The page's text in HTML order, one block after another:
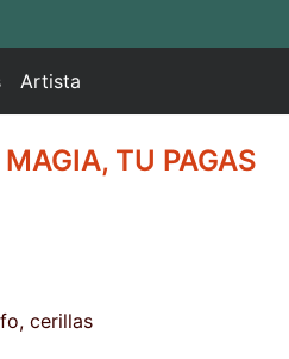
Artista
TU PAGAS
cerillas